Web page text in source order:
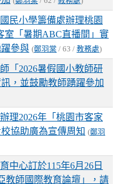
民小學籌備處辦理桃園
室「暑期ABC直播間」實
參與 (鄭羽棠 / 63 / 教務處)
「2026暑假國小教師研
，並鼓勵教師踴躍參加
理2026年「桃園市客家
協助廣為宣傳周知 (鄭羽
中心訂於115年6月26日
教師國際教育論壇」，請